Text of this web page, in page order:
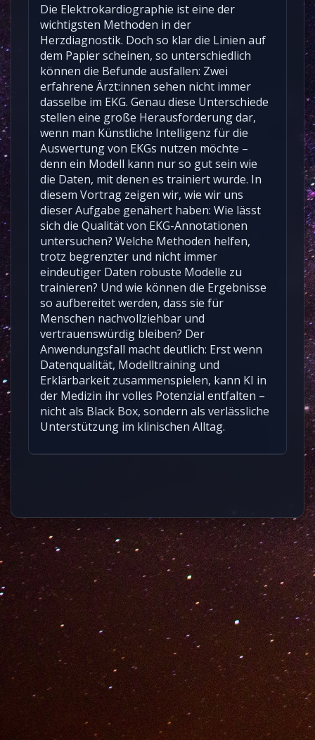
Die Elektrokardiographie ist eine der
wichtigsten Methoden in der
Herzdiagnostik. Doch so klar die Linien auf
dem Papier scheinen, so unterschiedlich
können die Befunde ausfallen: Zwei
erfahrene Ärzt:innen sehen nicht immer
dasselbe im EKG. Genau diese Unterschiede
stellen eine große Herausforderung dar,
wenn man Künstliche Intelligenz für die
Auswertung von EKGs nutzen möchte –
denn ein Modell kann nur so gut sein wie
die Daten, mit denen es trainiert wurde. In
diesem Vortrag zeigen wir, wie wir uns
dieser Aufgabe genähert haben: Wie lässt
sich die Qualität von EKG-Annotationen
untersuchen? Welche Methoden helfen,
trotz begrenzter und nicht immer
eindeutiger Daten robuste Modelle zu
trainieren? Und wie können die Ergebnisse
so aufbereitet werden, dass sie für
Menschen nachvollziehbar und
vertrauenswürdig bleiben? Der
Anwendungsfall macht deutlich: Erst wenn
Datenqualität, Modelltraining und
Erklärbarkeit zusammenspielen, kann KI in
der Medizin ihr volles Potenzial entfalten –
nicht als Black Box, sondern als verlässliche
Unterstützung im klinischen Alltag.